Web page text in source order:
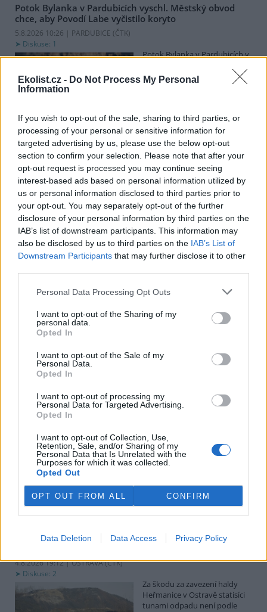
Ekolist.cz - Do Not Process My Personal
Information
If you wish to opt-out of the sale, sharing to third parties, or
processing of your personal or sensitive information for
targeted advertising by us, please use the below opt-out
section to confirm your selection. Please note that after your
opt-out request is processed you may continue seeing
interest-based ads based on personal information utilized by
us or personal information disclosed to third parties prior to
your opt-out. You may separately opt-out of the further
disclosure of your personal information by third parties on the
IAB’s list of downstream participants. This information may
also be disclosed by us to third parties on the IAB’s List of
Downstream Participants that may further disclose it to other
Personal Data Processing Opt Outs
I want to opt-out of the Sharing of my
personal data.
Opted In
I want to opt-out of the Sale of my
Personal Data.
Opted In
I want to opt-out of processing my
Personal Data for Targeted Advertising.
Opted In
I want to opt-out of Collection, Use,
Retention, Sale, and/or Sharing of my
Personal Data that Is Unrelated with the
Purposes for which it was collected.
Opted Out
OPT OUT FROM ALL CONFIRM
Data Deletion Data Access Privacy Policy
Potok Bylanka v Pardubicích vyschl. Městský obvod
chce, aby Povodí Labe vyčistilo koryto
5.8.2026 10:26 | PARDUBICE (ČTK)
Diskuse: 1
Potok Bylanka v Pardubicích v
průtoků a suchého počasí
vyschl. Městský obvod VI chce
Povodí Labe. Organizace ale požadavek odmítla s tím, že údržbu
dělala už v červnu a další zásah v tuto chvíli neplánuje, zjistila ČTK.
Červený chce peníze ušetřené za rekultivaci rozdělit
obcím podle původní dohody
5.8.2026 01:29 (ČTK)
Diskuse: 2
Ministr životního prostředí
Igor Červený (Motoristé) chce
peníze, které Severní
energetická ušetřila na
rekultivacích hnědouhelného
lomu ČSA na Mostecku, rozdělit obcím podle původní dohody.
obcím prostřednictvím Státního fondu životního prostředí (SFŽP),
využití peněz a že chce ohledně výše podpory jednat přímo s
obcemi v okolí těžební oblasti. Červeného krok překvapil, postup
společnosti sleduje se znepokojením. Společnost patří do
5.8.2026 01:12 | ŘÍM (ČTK)
Diskuse: 2
měňavými krovkami, jejichž
původní domovinou je
Japonsko, se stávají čím dál
sadech a vinicích a zanechávají za sebou listy s vykousanými
mřížkami, což oslabuje rostliny a snižuje úrodu, napsala agentura
AP.
Ministerstvo v kauze haldy Heřmanice rozhodlo, že
4.8.2026 19:12 | OSTRAVA (ČTK)
Diskuse: 2
Za škodu za zavezení haldy
Heřmanice v Ostravě statisíci
tunami odpadu není podle